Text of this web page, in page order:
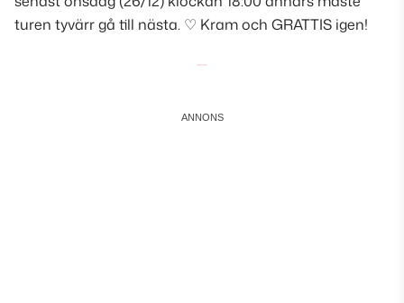
turen tyvärr gå till nästa. ♡ Kram och GRATTIS igen!